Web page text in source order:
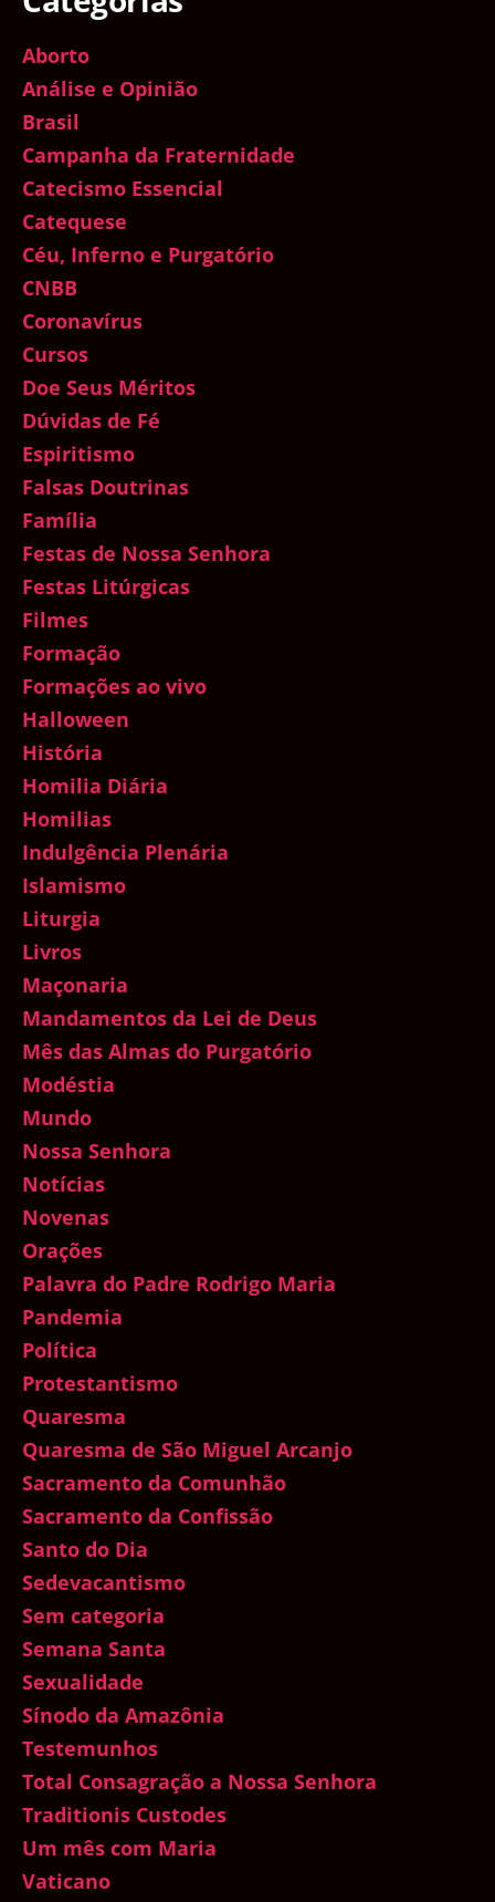
Aborto
Análise e Opinião
Brasil
Campanha da Fraternidade
Catecismo Essencial
Catequese
Céu, Inferno e Purgatório
CNBB
Coronavírus
Cursos
Doe Seus Méritos
Dúvidas de Fé
Espiritismo
Falsas Doutrinas
Família
Festas de Nossa Senhora
Festas Litúrgicas
Filmes
Formação
Formações ao vivo
Halloween
História
Homilia Diária
Homilias
Indulgência Plenária
Islamismo
Liturgia
Livros
Maçonaria
Mandamentos da Lei de Deus
Mês das Almas do Purgatório
Modéstia
Mundo
Nossa Senhora
Notícias
Novenas
Orações
Palavra do Padre Rodrigo Maria
Pandemia
Política
Protestantismo
Quaresma
Quaresma de São Miguel Arcanjo
Sacramento da Comunhão
Sacramento da Confissão
Santo do Dia
Sedevacantismo
Sem categoria
Semana Santa
Sexualidade
Sínodo da Amazônia
Testemunhos
Total Consagração a Nossa Senhora
Traditionis Custodes
Um mês com Maria
Vaticano